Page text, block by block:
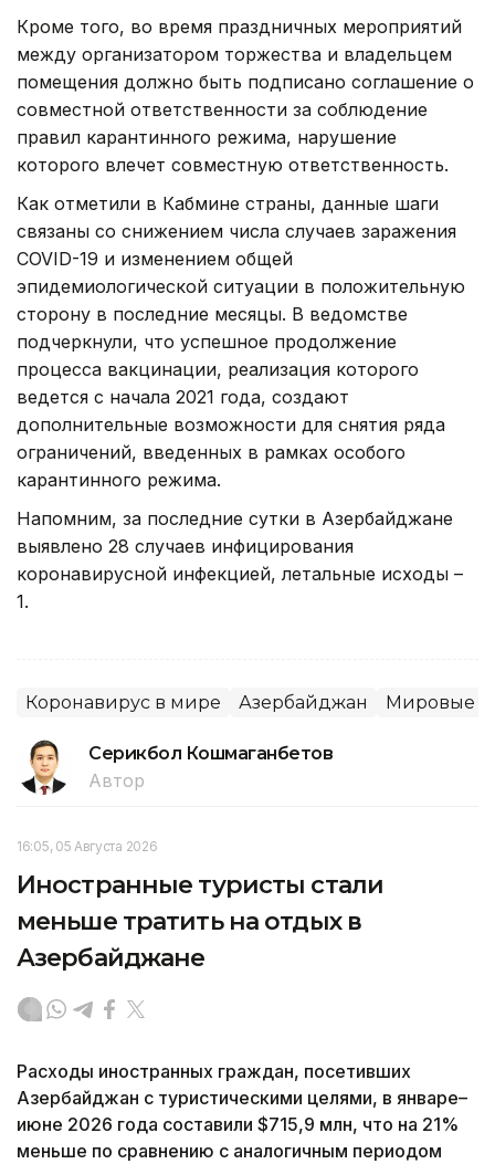
Кроме того, во время праздничных мероприятий
между организатором торжества и владельцем
помещения должно быть подписано соглашение о
совместной ответственности за соблюдение
правил карантинного режима, нарушение
которого влечет совместную ответственность.
Как отметили в Кабмине страны, данные шаги
связаны со снижением числа случаев заражения
COVID-19 и изменением общей
эпидемиологической ситуации в положительную
сторону в последние месяцы. В ведомстве
подчеркнули, что успешное продолжение
процесса вакцинации, реализация которого
ведется с начала 2021 года, создают
дополнительные возможности для снятия ряда
ограничений, введенных в рамках особого
карантинного режима.
Напомним, за последние сутки в Азербайджане
выявлено 28 случаев инфицирования
коронавирусной инфекцией, летальные исходы –
1.
Коронавирус в мире Азербайджан Мировые
Серикбол Кошмаганбетов
Автор
16:05, 05 Августа 2026
Иностранные туристы стали
меньше тратить на отдых в
Азербайджане
Расходы иностранных граждан, посетивших
Азербайджан с туристическими целями, в январе–
июне 2026 года составили $715,9 млн, что на 21%
меньше по сравнению с аналогичным периодом